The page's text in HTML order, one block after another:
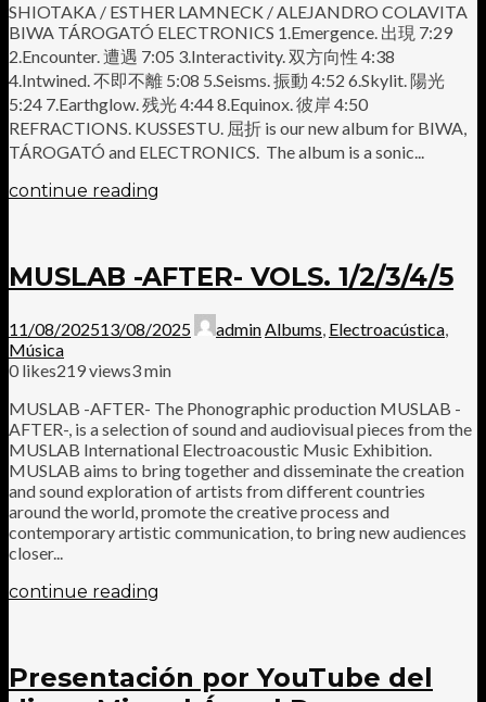
SHIOTAKA / ESTHER LAMNECK / ALEJANDRO COLAVITA
BIWA TÁROGATÓ ELECTRONICS 1.Emergence. 出現 7:29
2.Encounter. 遭遇 7:05 3.Interactivity. 双方向性 4:38
4.Intwined. 不即不離 5:08 5.Seisms. 振動 4:52 6.Skylit. 陽光
5:24 7.Earthglow. 残光 4:44 8.Equinox. 彼岸 4:50
REFRACTIONS. KUSSESTU. 屈折 is our new album for BIWA,
TÁROGATÓ and ELECTRONICS. The album is a sonic...
continue reading
MUSLAB -AFTER- VOLS. 1/2/3/4/5
11/08/202513/08/2025 adminAlbums, Electroacústica,
Música
0 likes219 views3 min
MUSLAB -AFTER- The Phonographic production MUSLAB -
AFTER-, is a selection of sound and audiovisual pieces from the
MUSLAB International Electroacoustic Music Exhibition.
MUSLAB aims to bring together and disseminate the creation
and sound exploration of artists from different countries
around the world, promote the creative process and
contemporary artistic communication, to bring new audiences
closer...
continue reading
Presentación por YouTube del